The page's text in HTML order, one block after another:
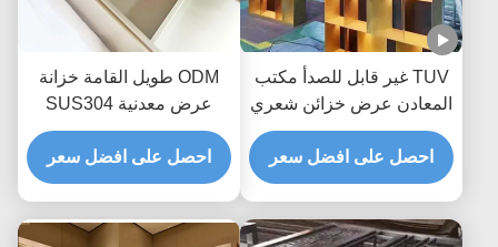
TUV غير قابل للصدأ مكتب
المعادن عرض خزائن شعري
حبة الانتهاء منتفخ
احصل على افضل سعر
ODM طويل القامة خزانة
عرض معدنية SUS304
SUS316 دولاب قائم على
الأرض
احصل على افضل سعر